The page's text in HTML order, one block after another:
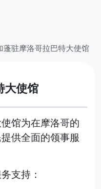
蓬驻摩洛哥拉巴特大使馆
大使馆
馆为在摩洛哥的
供全面的领事服
支持：